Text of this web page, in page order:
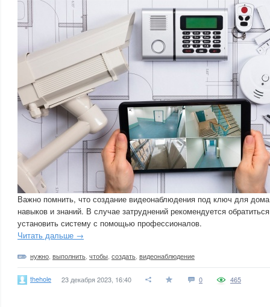
Важно помнить, что создание видеонаблюдения под ключ для
навыков и знаний. В случае затруднений рекомендуется
установить систему с помощью профессионалов.
Читать дальше →
нужно выполнить чтобы создать видеонаблюдение
thehole 23 декабря 2023, 16:40 0 465